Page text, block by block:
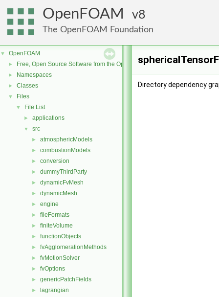
OpenFOAM 8
The OpenFOAM Foundation
▼ OpenFOAM
► Free, Open Source Software from the OpenFOAM Foundation
► Namespaces
► Classes
▼ Files
▼ File List
► applications
▼ src
► atmosphericModels
► combustionModels
► conversion
► dummyThirdParty
► dynamicFvMesh
► dynamicMesh
► engine
► fileFormats
► finiteVolume
► functionObjects
► fvAgglomerationMethods
► fvMotionSolver
► fvOptions
► genericPatchFields
► lagrangian
Directory dependency